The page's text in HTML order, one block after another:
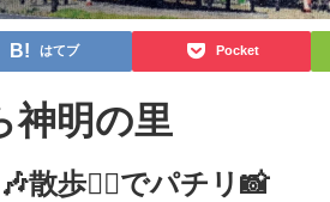
はてブ Pocket
神明の里
散歩🚶‍♀️でパチリ📸